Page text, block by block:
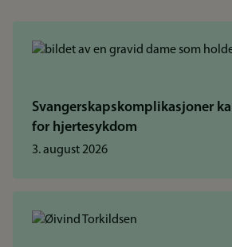
Svangerskapskomplikasjoner
for hjertesykdom
3. august 2026